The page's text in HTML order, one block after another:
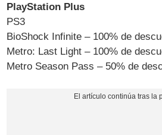
PlayStation Plus
PS3
BioShock Infinite – 100% de
Metro: Last Light – 100% de
Metro Season Pass – 50% de